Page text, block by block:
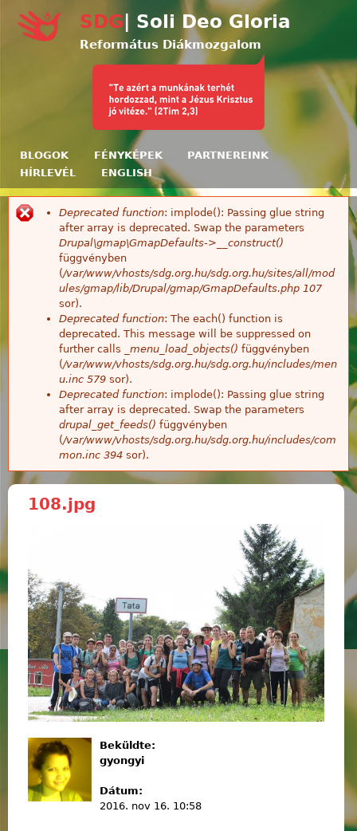
Ugrás a tartalomra
SDG | Soli Deo Gloria
Református Diákmozgalom
BLOGOK FÉNYKÉPEK
PARTNEREINK
HÍRLEVÉL
ENGLISH
Hibaüzenet
Deprecated function: implode(): Passing glue string
after array is deprecated. Swap the parameters
Drupal\gmap\GmapDefaults->__construct()
függvényben
(/var/www/vhosts/sdg.org.hu/sdg.org.hu/sites/all/mod
ules/gmap/lib/Drupal/gmap/GmapDefaults.php 107
sor).
Deprecated function: The each() function is
deprecated. This message will be suppressed on
further calls
_menu_load_objects() függvényben
(/var/www/vhosts/sdg.org.hu/sdg.org.hu/includes/men
u.inc 579 sor).
Deprecated function: implode(): Passing glue string
after array is deprecated. Swap the parameters
drupal_get_feeds() függvényben
(/var/www/vhosts/sdg.org.hu/sdg.org.hu/includes/com
mon.inc 394 sor).
108.jpg
Beküldte:
gyongyi
Dátum:
2016. nov 16. 10:58